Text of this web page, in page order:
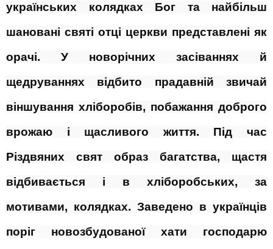
українських колядках Бог та найбільш
шановані святі отці церкви представлені як
орачі. У новорічних засіваннях й
щедруваннях відбито прадавній звичай
віншування хліборобів, побажання доброго
врожаю і щасливого життя. Під час
Різдвяних свят образ багатства, щастя
відбивається і в хліборобських, за
мотивами, колядках. Заведено в українців
поріг новозбудованої хати господарю